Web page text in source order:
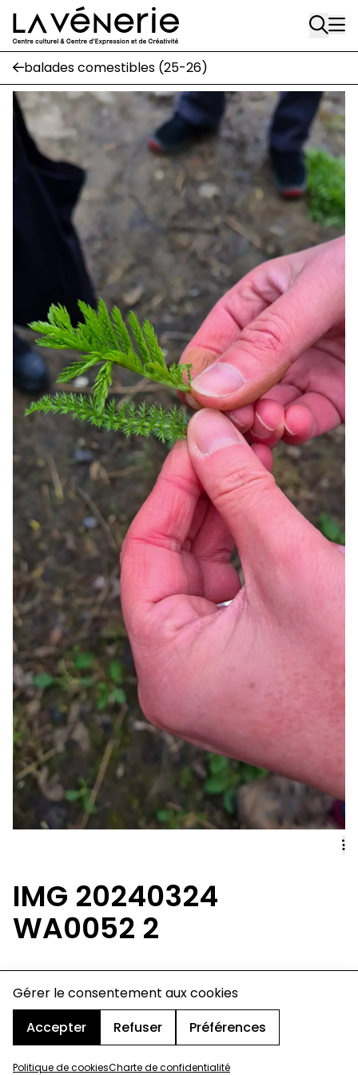
Gérer le consentement aux cookies
Accepter
Refuser Préférences
Politique de cookiesCharte de confidentialité
Aller au contenu principal
balades comestibles (25-26)
IMG 20240324
WA0052 2
charte de confidentialité
mentions légales
cookies
design & développement :